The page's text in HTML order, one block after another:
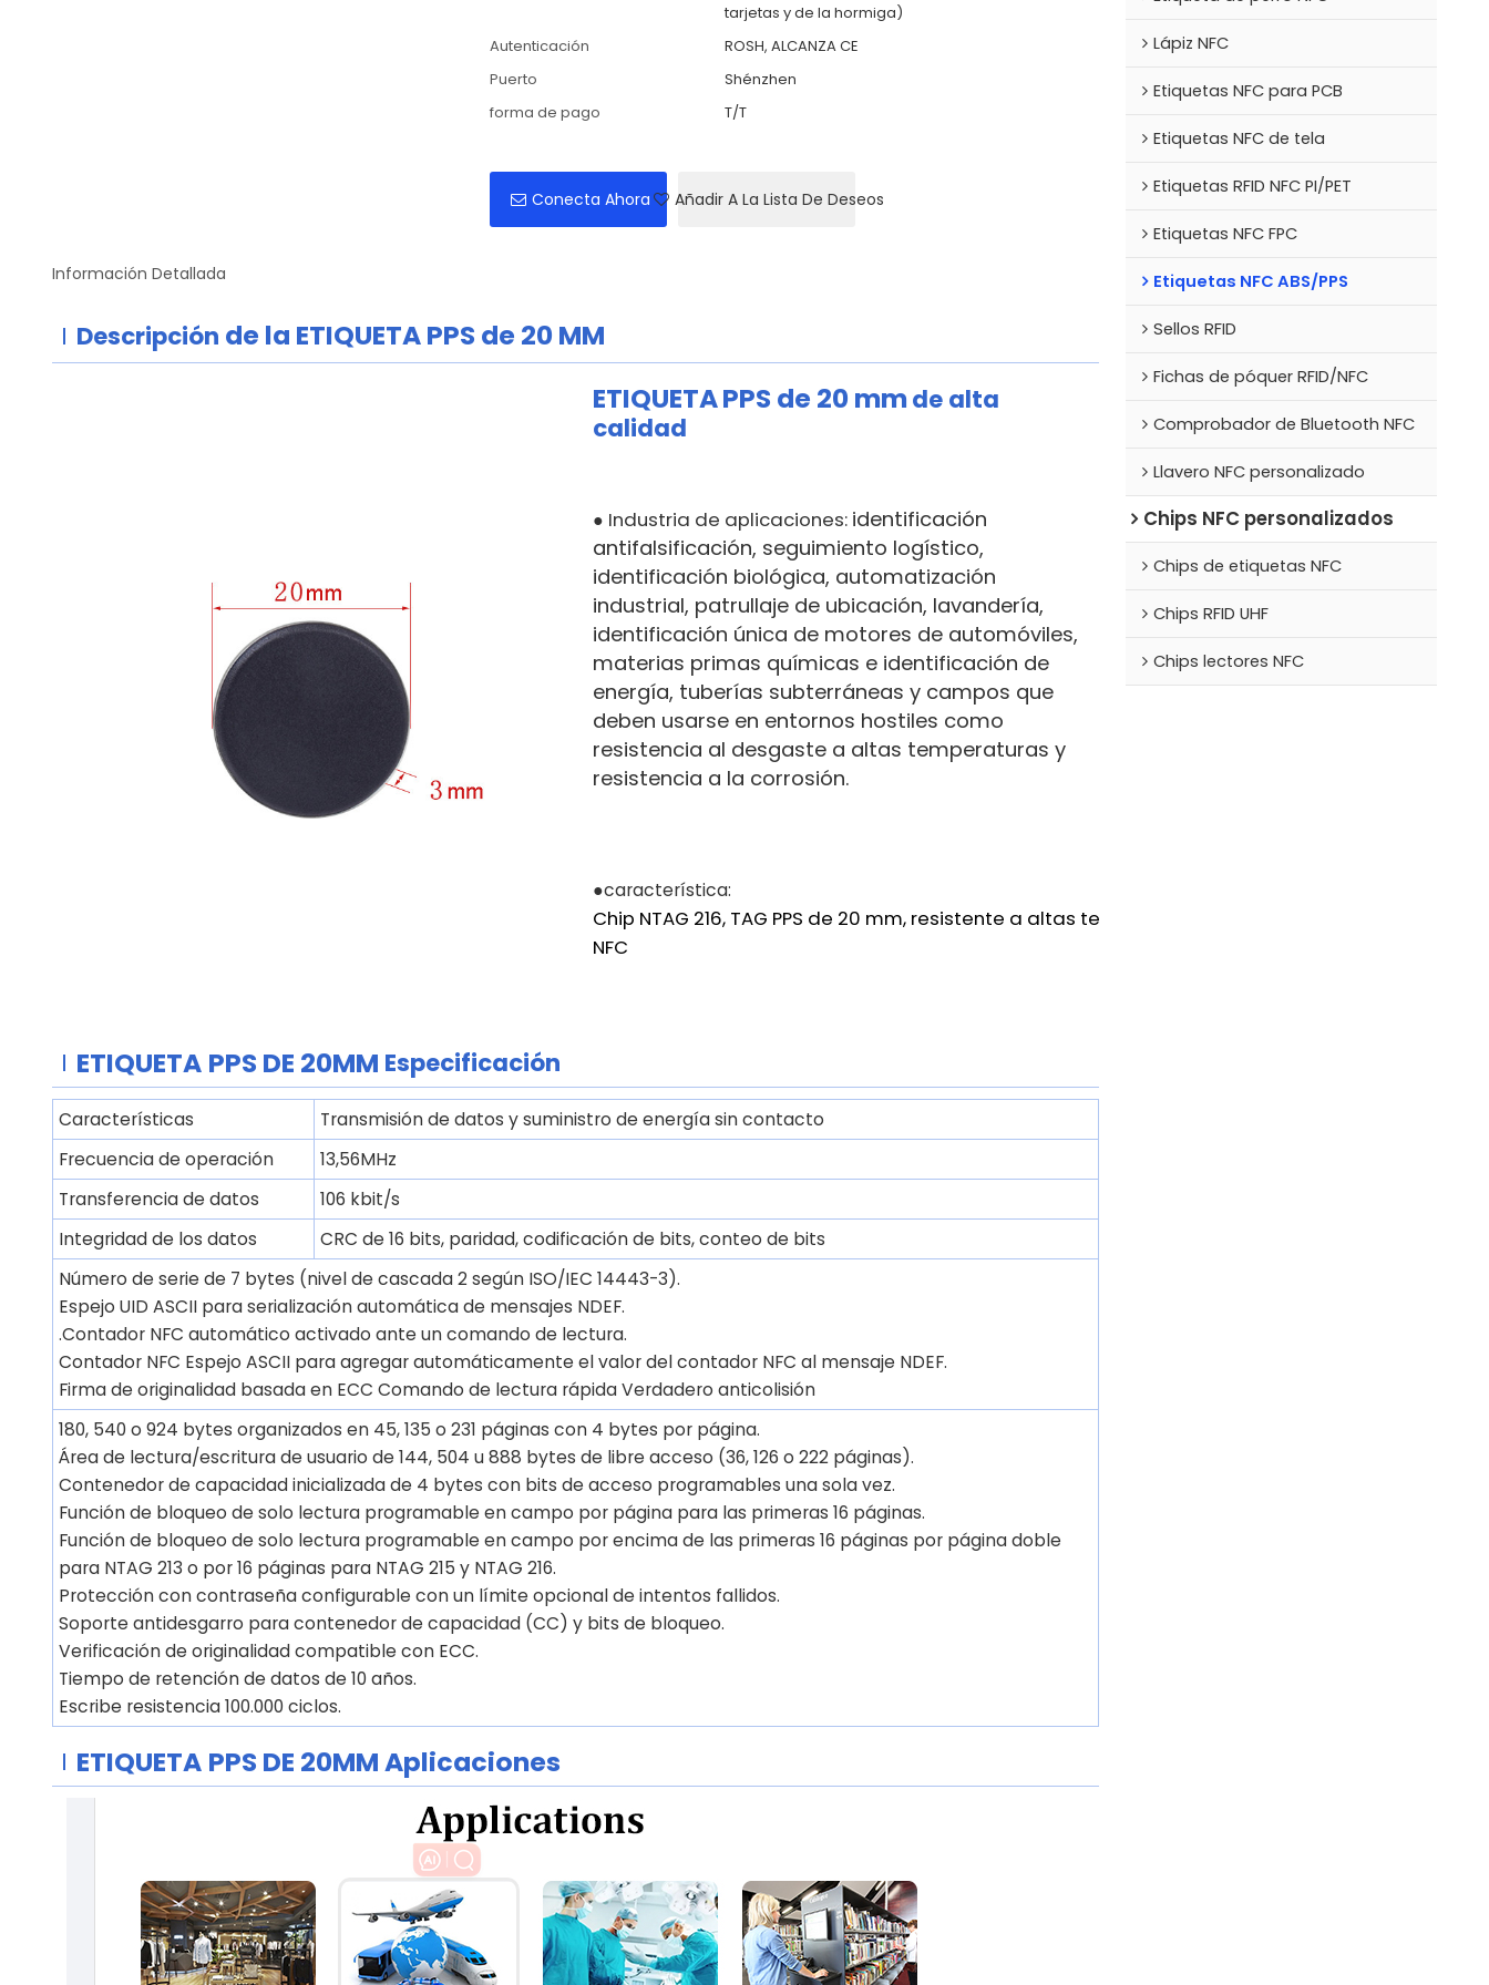
tarjetas y de la hormiga)
Autenticación
ROSH, ALCANZA CE
Puerto
Shénzhen
forma de pago
T/T
Conecta Ahora Añadir A La Lista De Deseos
Información Detallada
Descripción de la ETIQUETA PPS de 20 MM
ETIQUETAPPS de 20 mm de alta
calidad
● Industria de aplicaciones: identificación
antifalsificación, seguimiento logístico,
identificación biológica, automatización
industrial, patrullaje de ubicación, lavandería,
identificación única de motores de automóviles,
materias primas químicas e identificación de
energía, tuberías subterráneas y campos que
deben usarse en entornos hostiles como
resistencia al desgaste a altas temperaturas y
resistencia a la corrosión.
●característica:
Chip NTAG 216, TAG PPS de 20 mm, resistente a altas temperaturas
NFC
ETIQUETA PPS DE 20MM Especificación
Características
Transmisión de datos y suministro de energía sin contacto
Frecuencia de operación
13,56MHz
Transferencia de datos
106 kbit/s
Integridad de los datos
CRC de 16 bits, paridad, codificación de bits, conteo de bits
Número de serie de 7 bytes (nivel de cascada 2 según ISO/IEC 14443-3).
Espejo UID ASCII para serialización automática de mensajes NDEF.
.Contador NFC automático activado ante un comando de lectura.
Contador NFC Espejo ASCII para agregar automáticamente el valor del contador NFC al mensaje NDEF.
Firma de originalidad basada en ECC Comando de lectura rápida Verdadero anticolisión
180, 540 o 924 bytes organizados en 45, 135 o 231 páginas con 4 bytes por página.
Área de lectura/escritura de usuario de 144, 504 u 888 bytes de libre acceso (36, 126 o 222 páginas).
Contenedor de capacidad inicializada de 4 bytes con bits de acceso programables una sola vez.
Función de bloqueo de solo lectura programable en campo por página para las primeras 16 páginas.
Función de bloqueo de solo lectura programable en campo por encima de las primeras 16 páginas por página doble
para NTAG 213 o por 16 páginas para NTAG 215 y NTAG 216.
Protección con contraseña configurable con un límite opcional de intentos fallidos.
Soporte antidesgarro para contenedor de capacidad (CC) y bits de bloqueo.
Verificación de originalidad compatible con ECC.
Tiempo de retención de datos de 10 años.
Escribe resistencia 100.000 ciclos.
ETIQUETA PPS DE 20MMAplicaciones
Lápiz NFC
Etiquetas NFC para PCB
Etiquetas NFC de tela
Etiquetas RFID NFC PI/PET
Etiquetas NFC FPC
Etiquetas NFC ABS/PPS
Sellos RFID
Fichas de póquer RFID/NFC
Comprobador de Bluetooth NFC
Llavero NFC personalizado
Chips NFC personalizados
Chips de etiquetas NFC
Chips RFID UHF
Chips lectores NFC